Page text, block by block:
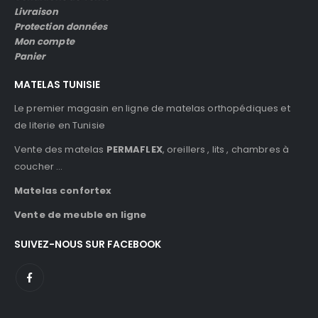
Livraison
Protection données
Mon compte
Panier
MATELAS TUNISIE
Le premier magasin en ligne de matelas orthopédiques et
de literie en Tunisie
Vente des matelas PERMAFLEX, oreillers , lits , chambres à
coucher …
Matelas confortex
Vente de meuble en ligne
SUIVEZ-NOUS SUR FACEBOOK